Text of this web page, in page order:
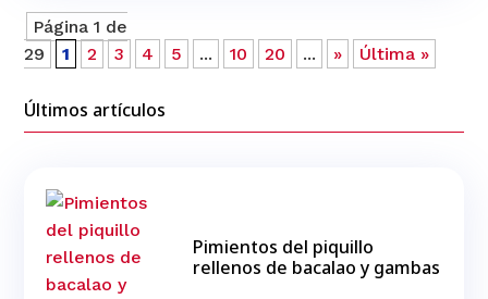
Página 1 de
29
1 2 3 4 5 ... 10 20 ... » Última »
Últimos artículos
Pimientos del piquillo
rellenos de bacalao y gambas